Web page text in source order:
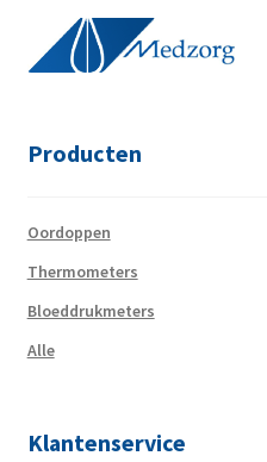
Producten
Oordoppen
Thermometers
Bloeddrukmeters
Alle
Klantenservice